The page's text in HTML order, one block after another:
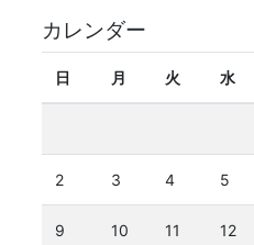
カレンダー
日 月 火 水
2 3 4 5
9 10 11 12